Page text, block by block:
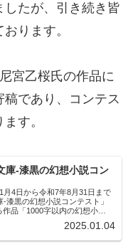
たが、引き続き皆
ります。
宮乙桜氏の作品に
であり、コンテス
す。
庫-漆黒の幻想小説コン
月4日から令和7年8月31日まで
-漆黒の幻想小説コンテスト」
作品「1000字以内の幻想小
能力を問い、実力あ...2025.01.04